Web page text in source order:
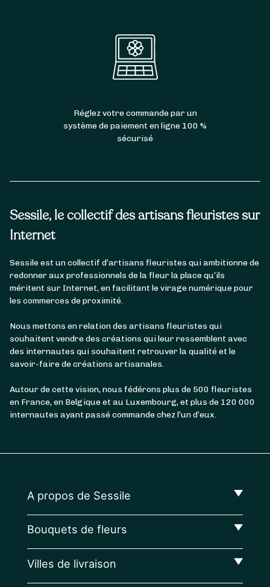
Sessile, le collectif des artisans fleuristes sur
Internet
Sessile est un collectif d’artisans fleuristes qui ambitionne de
redonner aux professionnels de la fleur la place qu’ils
méritent sur Internet, en facilitant le virage numérique pour
les commerces de proximité.
Nous mettons en relation des artisans fleuristes qui
souhaitent vendre des créations qui leur ressemblent avec
des internautes qui souhaitent retrouver la qualité et le
savoir-faire de créations artisanales.
Autour de cette vision, nous fédérons plus de 500 fleuristes
en France, en Belgique et au Luxembourg, et plus de 120 000
internautes ayant passé commande chez l’un d’eux.
Réglez votre commande par un
système de paiement en ligne 100 %
sécurisé
A propos de Sessile
Bouquets de fleurs
Villes de livraison